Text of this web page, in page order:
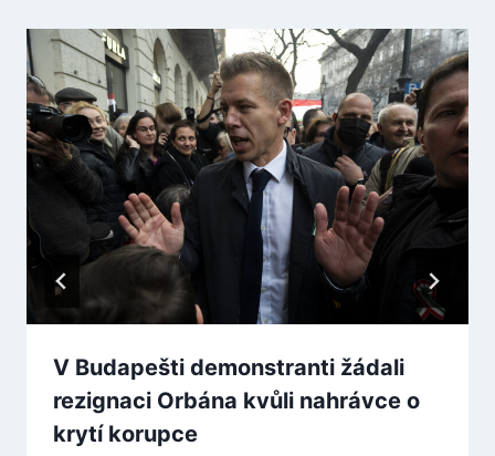
V Budapešti demonstranti žádali
rezignaci Orbána kvůli nahrávce o
krytí korupce